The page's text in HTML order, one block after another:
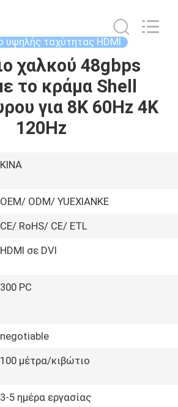
υψηλής ταχύτητας HDMI
χαλκού 48gbps
το κράμα Shell
για 8K 60Hz 4K
120Hz
ΚΙΝΑ
OEM/ ODM/ YUEXIANKE
CE/ RoHS/ CE/ ETL
HDMI σε DVI
300 PC
negotiable
100 μέτρα/κιβώτιο
3-5 ημέρα εργασίας